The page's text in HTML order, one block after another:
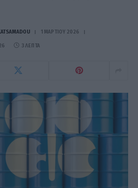
1 ΜΑΡΤΊΟΥ 2026
3 ΛΕΠΤΆ